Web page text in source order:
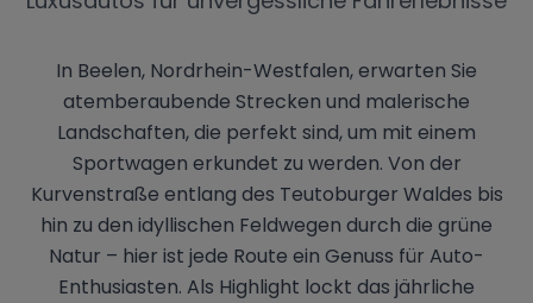
In Beelen, Nordrhein-Westfalen, erwarten Sie
atemberaubende Strecken und malerische
Landschaften, die perfekt sind, um mit einem
Sportwagen erkundet zu werden. Von der
Kurvenstraße entlang des Teutoburger Waldes bis
hin zu den idyllischen Feldwegen durch die grüne
Natur – hier ist jede Route ein Genuss für Auto-
Enthusiasten. Als Highlight lockt das jährliche